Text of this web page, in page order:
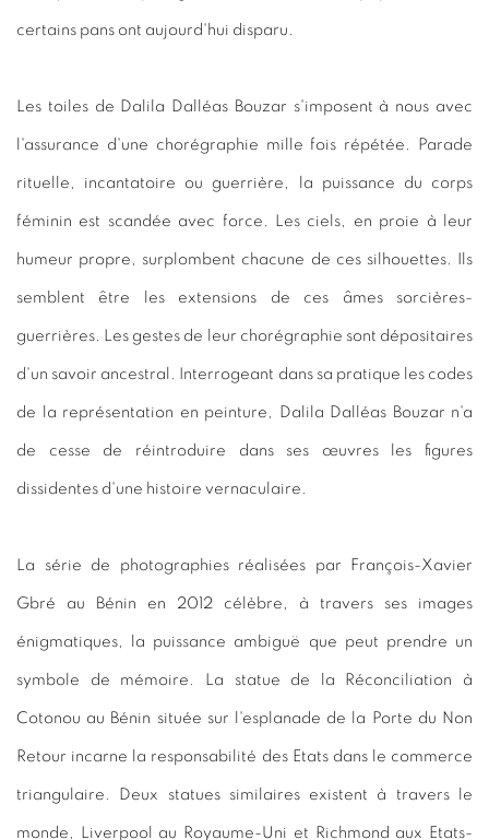
certains pans ont aujourd'hui disparu.
Les toiles de Dalila Dalléas Bouzar s'imposent à nous avec
l'assurance d'une chorégraphie mille fois répétée. Parade
rituelle, incantatoire ou guerrière, la puissance du corps
féminin est scandée avec force. Les ciels, en proie à leur
humeur propre, surplombent chacune de ces silhouettes. Ils
semblent être les extensions de ces âmes sorcières-
guerrières. Les gestes de leur chorégraphie sont dépositaires
d'un savoir ancestral. Interrogeant dans sa pratique les codes
de la représentation en peinture, Dalila Dalléas Bouzar n'a
de cesse de réintroduire dans ses œuvres les figures
dissidentes d'une histoire vernaculaire.
La série de photographies réalisées par François-Xavier
Gbré au Bénin en 2012 célèbre, à travers ses images
énigmatiques, la puissance ambiguë que peut prendre un
symbole de mémoire. La statue de la Réconciliation à
Cotonou au Bénin située sur l'esplanade de la Porte du Non
Retour incarne la responsabilité des Etats dans le commerce
triangulaire. Deux statues similaires existent à travers le
monde, Liverpool au Royaume-Uni et Richmond aux Etats-